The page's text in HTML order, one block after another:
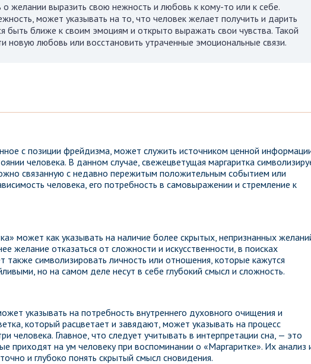
желании выразить свою нежность и любовь к кому-то или к себе.
может указывать на то, что человек желает получить и дарить
быть ближе к своим эмоциям и открыто выражать свои чувства. Такой
новую любовь или восстановить утраченные эмоциональные связи.
с позиции фрейдизма, может служить источником ценной
человека. В данном случае, свежецветущая маргаритка
связанную с недавно пережитым положительным событием или
человека, его потребность в самовыражении и стремление к
может как указывать на наличие более скрытых, непризнанных
желание отказаться от сложности и искусственности, в поисках
также символизировать личность или отношения, которые кажутся
но на самом деле несут в себе глубокий смысл и сложность.
указывать на потребность внутреннего духовного очищения и
который расцветает и завядают, может указывать на процесс
человека. Главное, что следует учитывать в интерпретации сна, — это
приходят на ум человеку при воспоминании о «Маргаритке». Их анализ
и глубоко понять скрытый смысл сновидения.